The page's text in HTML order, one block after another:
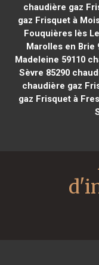
chaudière gaz
gaz Frisquet à
Fouquières lès
Marolles en Brie
Madeleine 59110
Sèvre 85290
chaudière gaz
gaz Frisquet à